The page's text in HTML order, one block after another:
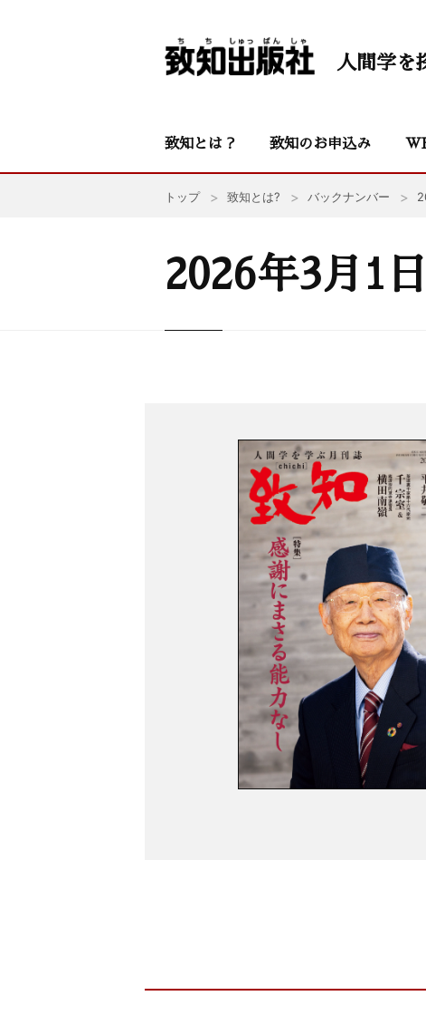
人間学を
致知とは？ 致知のお申込み
トップ 致知とは? バックナンバー
2026年3月1